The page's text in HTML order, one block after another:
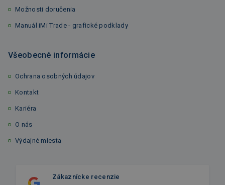
Možnosti doručenia
Manuál iMi Trade - grafické podklady
Všeobecné informácie
Ochrana osobných údajov
Kontakt
Kariéra
O nás
Výdajné miesta
Zákaznícke recenzie